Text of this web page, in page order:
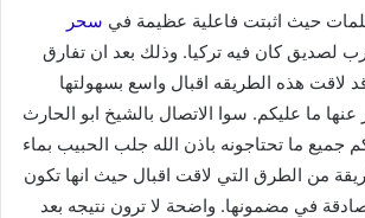
حيث اثبتت فاعلية عظيمة في سحر
لصديق كان فيه تركيا. وذلك بعد ان تفارق
هذه الطريقه اقبال واسع بسهولتها
ما عليكم. سوا الاتصال بالشيخ ابو الحارث
ما تحتاجونه باذن الله جلب الحبيب بماء
من الطرق التي لاقت اقبال حيث انها تكون
في مضمونها. واضحة لا ترون نتيجه بعد